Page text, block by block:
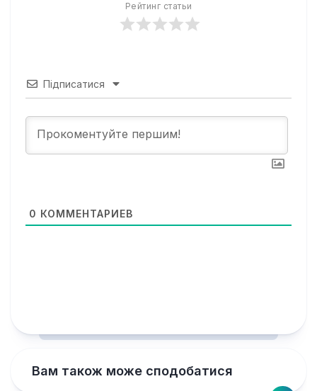
Рейтинг статьи
Підписатися
0 КОММЕНТАРИЕВ
Вам також може сподобатися